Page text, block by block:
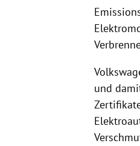
und